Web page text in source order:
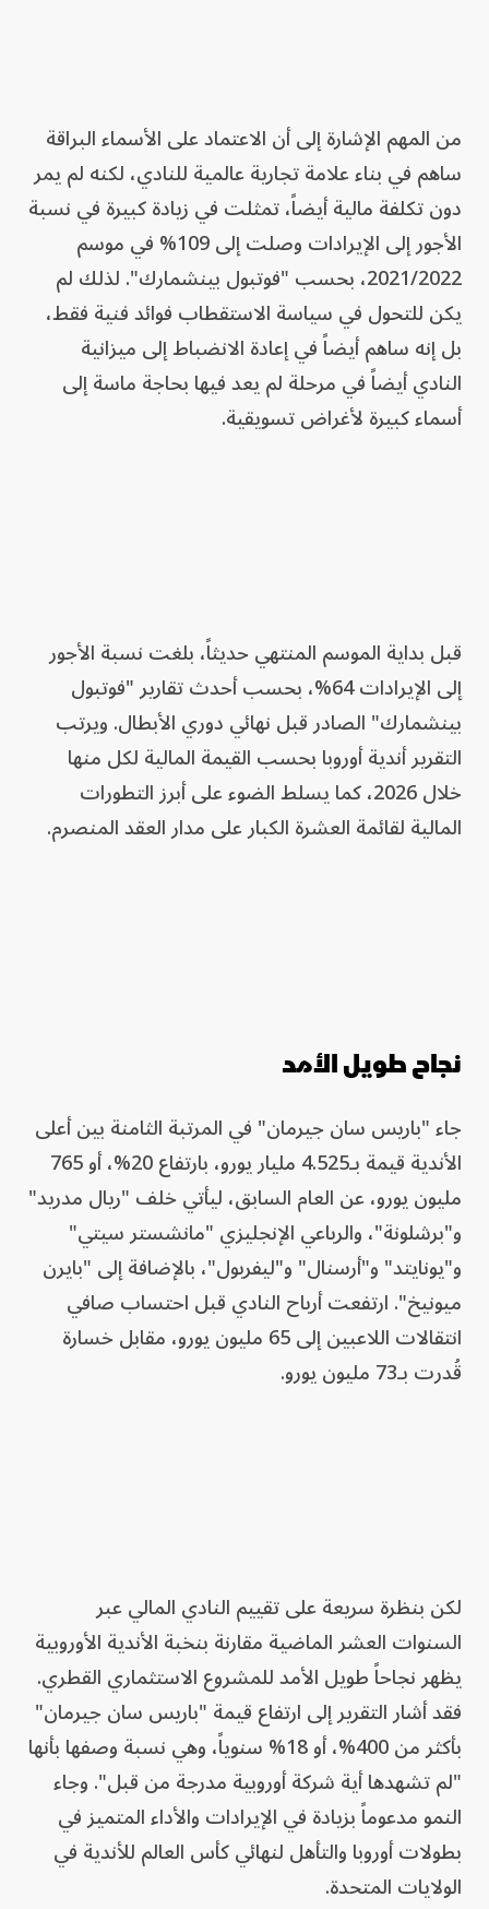
من المهم الإشارة إلى أن الاعتماد على الأسماء البراقة
ساهم في بناء علامة تجارية عالمية للنادي، لكنه لم يمر
دون تكلفة مالية أيضاً، تمثلت في زيادة كبيرة في نسبة
الأجور إلى الإيرادات وصلت إلى 109% في موسم
2021/2022، بحسب "فوتبول بينشمارك". لذلك لم
يكن للتحول في سياسة الاستقطاب فوائد فنية فقط،
بل إنه ساهم أيضاً في إعادة الانضباط إلى ميزانية
النادي أيضاً في مرحلة لم يعد فيها بحاجة ماسة إلى
أسماء كبيرة لأغراض تسويقية.
قبل بداية الموسم المنتهي حديثاً، بلغت نسبة الأجور
إلى الإيرادات 64%، بحسب أحدث تقارير "فوتبول
بينشمارك" الصادر قبل نهائي دوري الأبطال. ويرتب
التقرير أندية أوروبا بحسب القيمة المالية لكل منها
خلال 2026، كما يسلط الضوء على أبرز التطورات
المالية لقائمة العشرة الكبار على مدار العقد المنصرم.
نجاح طويل الأمد
جاء "باريس سان جيرمان" في المرتبة الثامنة بين أعلى
الأندية قيمة بـ4.525 مليار يورو، بارتفاع 20%، أو 765
مليون يورو، عن العام السابق، ليأتي خلف "ريال مدريد"
و"برشلونة"، والرباعي الإنجليزي "مانشستر سيتي"
و"يونايتد" و"أرسنال" و"ليفربول"، بالإضافة إلى "بايرن
ميونيخ". ارتفعت أرباح النادي قبل احتساب صافي
انتقالات اللاعبين إلى 65 مليون يورو، مقابل خسارة
قُدرت بـ73 مليون يورو.
لكن بنظرة سريعة على تقييم النادي المالي عبر
السنوات العشر الماضية مقارنة بنخبة الأندية الأوروبية
يظهر نجاحاً طويل الأمد للمشروع الاستثماري القطري.
فقد أشار التقرير إلى ارتفاع قيمة "باريس سان جيرمان"
بأكثر من 400%، أو 18% سنوياً، وهي نسبة وصفها بأنها
"لم تشهدها أية شركة أوروبية مدرجة من قبل". وجاء
النمو مدعوماً بزيادة في الإيرادات والأداء المتميز في
بطولات أوروبا والتأهل لنهائي كأس العالم للأندية في
الولايات المتحدة.